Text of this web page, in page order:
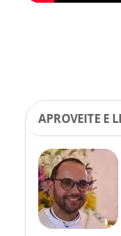
APROVEITE E